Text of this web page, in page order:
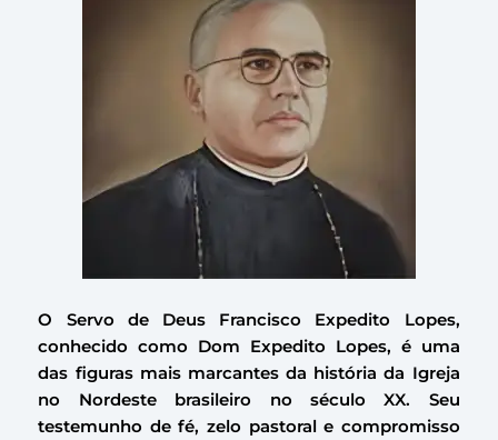
O Servo de Deus Francisco Expedito Lopes,
conhecido como Dom Expedito Lopes, é uma
das figuras mais marcantes da história da Igreja
no Nordeste brasileiro no século XX. Seu
testemunho de fé, zelo pastoral e compromisso